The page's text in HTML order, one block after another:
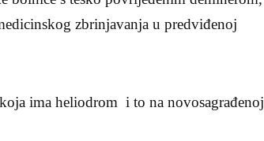
zbrinjavanja u predviđenoj
ima heliodrom i to na novosagrađenoj